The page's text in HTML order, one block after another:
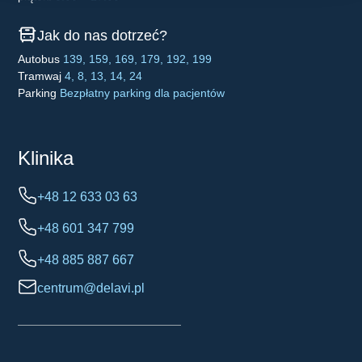
Jak do nas dotrzeć?
Autobus 139, 159, 169, 179, 192, 199
Tramwaj 4, 8, 13, 14, 24
Parking Bezpłatny parking dla pacjentów
Klinika
+48 12 633 03 63
+48 601 347 799
+48 885 887 667
centrum@delavi.pl